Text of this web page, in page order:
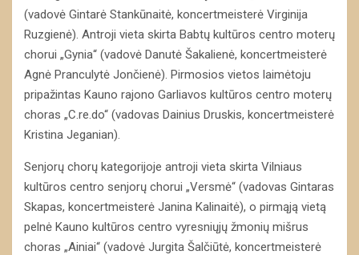
(vadovė Gintarė Stankūnaitė, koncertmeisterė Virginija
Ruzgienė). Antroji vieta skirta Babtų kultūros centro moterų
chorui „Gynia“ (vadovė Danutė Šakalienė, koncertmeisterė
Agnė Pranculytė Jončienė). Pirmosios vietos laimėtoju
pripažintas Kauno rajono Garliavos kultūros centro moterų
choras „C.re.do“ (vadovas Dainius Druskis, koncertmeisterė
Kristina Jeganian).
Senjorų chorų kategorijoje antroji vieta skirta Vilniaus
kultūros centro senjorų chorui „Versmė“ (vadovas Gintaras
Skapas, koncertmeisterė Janina Kalinaitė), o pirmąją vietą
pelnė Kauno kultūros centro vyresniųjų žmonių mišrus
choras „Ainiai“ (vadovė Jurgita Šalčiūtė, koncertmeisterė